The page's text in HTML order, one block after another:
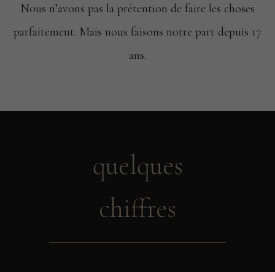
Nous n’avons pas la prétention de faire les choses
parfaitement. Mais nous faisons notre part depuis 17
ans.
quelques
chiffres